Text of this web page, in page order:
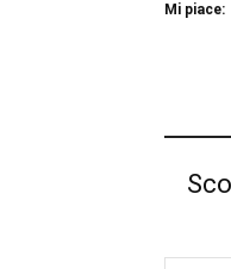
Mi piace:
Digita la tua e-mail...